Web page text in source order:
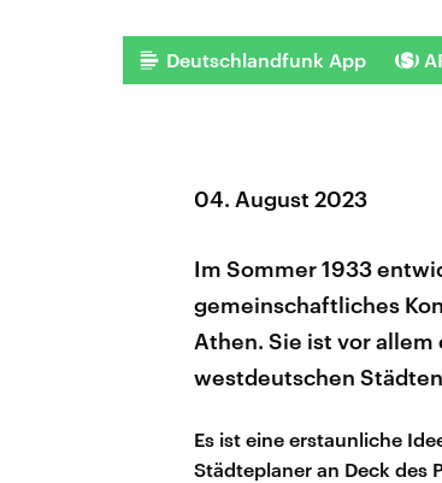
Deutschlandfunk App
04. August 2023
Im Sommer 1933
gemeinschaftliches
Athen. Sie ist vor
westdeutschen
Es ist eine erstaunliche
Städteplaner an Deck des